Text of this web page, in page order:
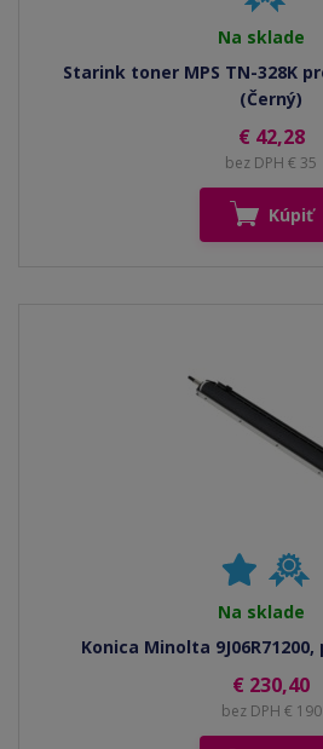
Na sklade
Starink toner MPS TN-328K
(Černý)
€ 42,28
bez DPH € 35
Kúpiť
Na sklade
Konica Minolta
€ 230,40
bez DPH € 190